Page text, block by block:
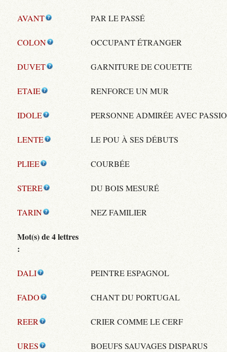
AVANT PAR LE PASSÉ
COLON OCCUPANT ÉTRANGER
DUVET GARNITURE DE COUETTE
ETAIE RENFORCE UN MUR
IDOLE PERSONNE ADMIRÉE AVEC
LENTE LE POU À SES DÉBUTS
PLIEE COURBÉE
STERE DU BOIS MESURÉ
TARIN NEZ FAMILIER
Mot(s) de 4 lettres
:
DALI PEINTRE ESPAGNOL
FADO CHANT DU PORTUGAL
REER CRIER COMME LE CERF
URES BOEUFS SAUVAGES DISPARUS